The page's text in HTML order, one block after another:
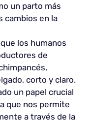
un parto más
cambios en la
los humanos
de
corto y claro.
un papel crucial
que nos permite
a través de la